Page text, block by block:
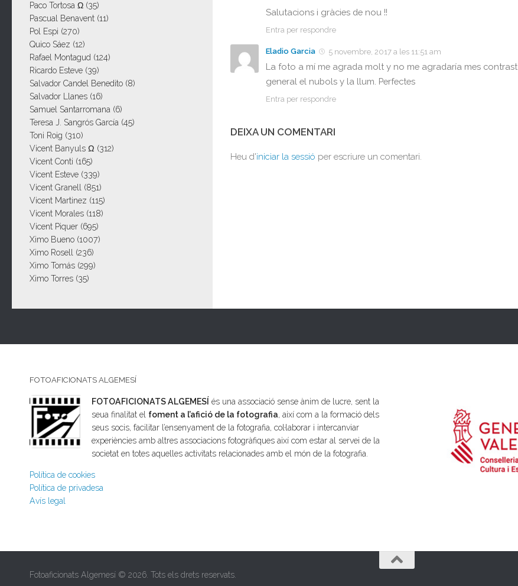
Salutacions i gràcies de nou !!
Entra per respondre
Eladio Garcia 5 novembre, 2017 a les 11:51 am
La foto a mí me agrada molt y no me agradaría mes
general el nubols y la llum. Perfectes
Entra per respondre
DEIXA UN COMENTARI
Heu d'iniciar la sessió per escriure un comentari.
Paco Tortosa Ω (35)
Pascual Benavent (11)
Pol Espi (270)
Quico Sáez (12)
Rafael Montagud (124)
Ricardo Esteve (39)
Salvador Candel Benedito (8)
Salvador Llanes (16)
Samuel Santarromana (6)
Teresa J. Sangrós García (45)
Toni Roig (310)
Vicent Banyuls Ω (312)
Vicent Conti (165)
Vicent Esteve (339)
Vicent Granell (851)
Vicent Martinez (115)
Vicent Morales (118)
Vicent Piquer (695)
Ximo Bueno (1007)
Ximo Rosell (236)
Ximo Tomás (299)
Ximo Torres (35)
FOTOAFICIONATS ALGEMESÍ
FOTOAFICIONATS ALGEMESÍ és una associació sense ànim de lucre, sent la
seua finalitat el foment a l’afició de la fotografia, així com a la formació dels
seus socis, facilitar l’ensenyament de la fotografia, col·laborar i intercanviar
experiències amb altres associacions fotogràfiques així com estar al servei de la
societat en totes aquelles activitats relacionades amb el món de la fotografia.
Política de cookies
Política de privadesa
Avís legal
Fotoaficionats Algemesí © 2026. Tots els drets reservats.